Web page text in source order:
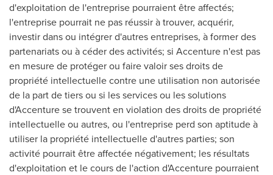
d'exploitation de l'entreprise pourraient être affectés;
l'entreprise pourrait ne pas réussir à trouver, acquérir,
investir dans ou intégrer d'autres entreprises, à former des
partenariats ou à céder des activités; si Accenture n'est pas
en mesure de protéger ou faire valoir ses droits de
propriété intellectuelle contre une utilisation non autorisée
de la part de tiers ou si les services ou les solutions
d'Accenture se trouvent en violation des droits de propriété
intellectuelle ou autres, ou l'entreprise perd son aptitude à
utiliser la propriété intellectuelle d'autres parties; son
activité pourrait être affectée négativement; les résultats
d'exploitation et le cours de l'action d'Accenture pourraient